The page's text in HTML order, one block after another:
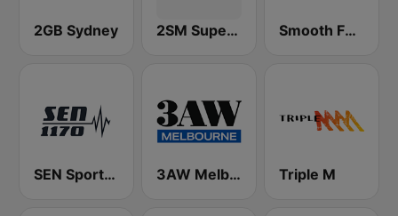
2GB Sydney 2SM Super Radio Smooth FM 95.3 Sydney
SEN Sports 1170 Sydney 3AW Melbourne Triple M